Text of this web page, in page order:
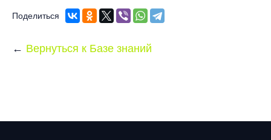
Поделиться
Вернуться к Базе знаний